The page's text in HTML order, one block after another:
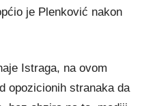
je Plenković nakon
Istraga, na ovom
opozicionih stranaka da